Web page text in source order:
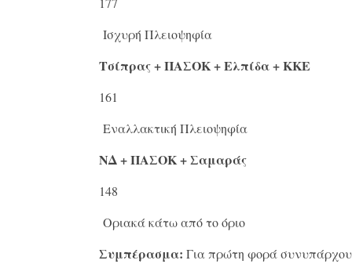
Ισχυρή Πλειοψηφία
Τσίπρας + ΠΑΣΟΚ + Ελπίδα + ΚΚΕ
161
Εναλλακτική Πλειοψηφία
ΝΔ + ΠΑΣΟΚ + Σαμαράς
148
Οριακά κάτω από το όριο
Συμπέρασμα: Για πρώτη φορά